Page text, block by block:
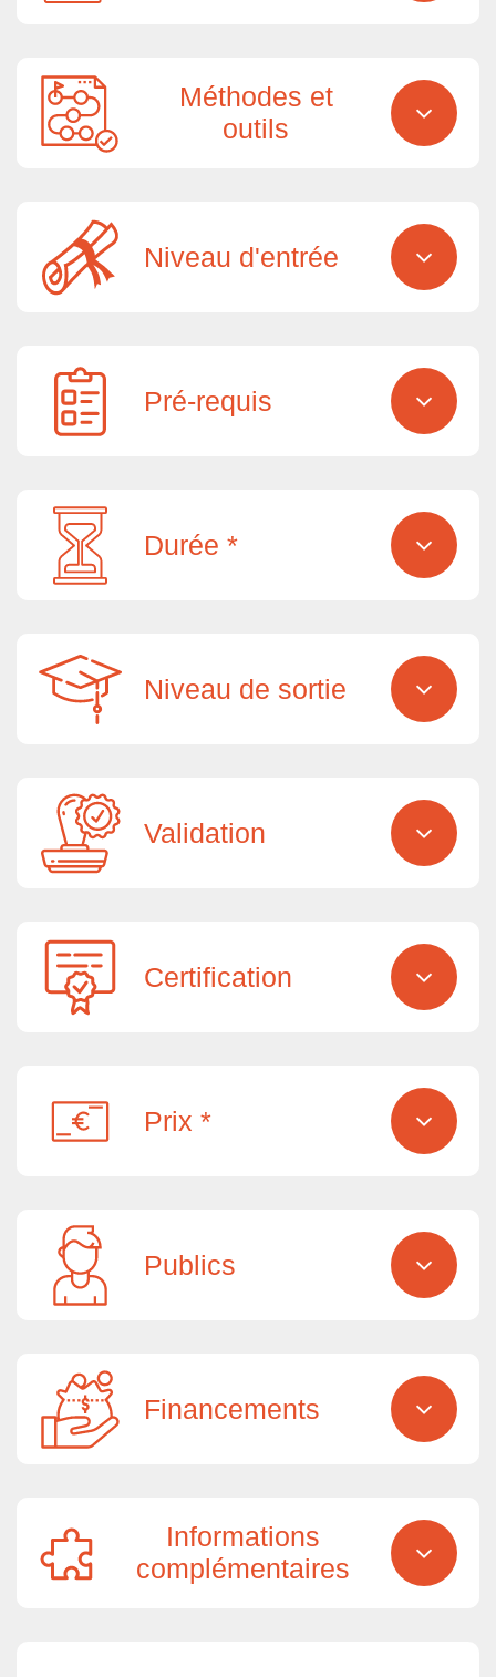
Méthodes et
outils
Niveau d'entrée
Pré-requis
Durée *
Niveau de sortie
Validation
Certification
Prix *
Publics
Financements
Informations
complémentaires